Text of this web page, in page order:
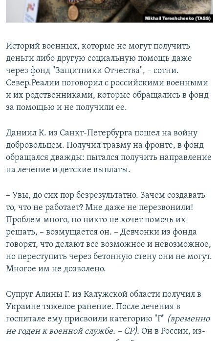
Историй военных, которые не могут получить
деньги либо другую социальную помощь даже
через фонд "Защитники Отчества", – сотни.
Север.Реалии поговорил с российскими военными
и их родственниками, которые обращались в фонд
за помощью и не получили ее.
Даниил К. из Санкт-Петербурга пошел на войну
добровольцем. Получил травму на фронте, в фонд
обращался дважды: пытался получить направление
на лечение и детские выплаты.
– Увы, до сих пор безрезультатно. Зачем создавать
то, что не работает? Мне даже не перезвонили!
Проблем много, но никто не хочет помочь их
решать, – возмущается он. – Девчонки из фонда
говорят, что делают все возможное и невозможное,
но переступить через бетонную стену они не могут.
Многое им не дозволено.
Супруг Алины Г. из Калужской области получил в
Украине тяжелое ранение. После лечения в
госпитале ему присвоили категорию "Г" (временно
не годен к военной службе. – СР). Он в России, из-